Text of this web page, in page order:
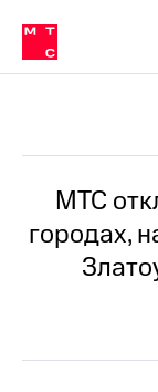
Медиа-центр
и акционерам
Устойчивое
Комплаенс и деловая
Карьера
История
в МТС
Пресс-
релизы
МТС
о
МТС
городах,